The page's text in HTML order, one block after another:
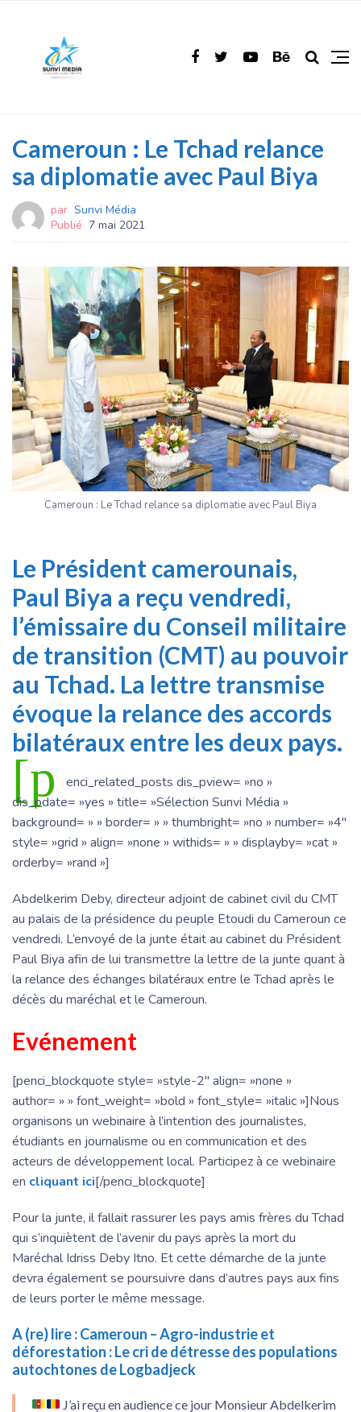
Cameroun : Le Tchad relance
sa diplomatie avec Paul Biya
par Sunvi Média
Publié 7 mai 2021
Cameroun : Le Tchad relance sa diplomatie avec Paul Biya
Le Président camerounais,
Paul Biya a reçu vendredi,
l’émissaire du Conseil militaire
de transition (CMT) au pouvoir
au Tchad. La lettre transmise
évoque la relance des accords
bilatéraux entre les deux pays.
[p
enci_related_posts dis_pview= »no »
dis_pdate= »yes » title= »Sélection Sunvi Média »
background= » » border= » » thumbright= »no » number= »4″
style= »grid » align= »none » withids= » » displayby= »cat »
orderby= »rand »]
Abdelkerim Deby, directeur adjoint de cabinet civil du CMT
au palais de la présidence du peuple Etoudi du Cameroun ce
vendredi. L’envoyé de la junte était au cabinet du Président
Paul Biya afin de lui transmettre la lettre de la junte quant à
la relance des échanges bilatéraux entre le Tchad après le
décès du maréchal et le Cameroun.
Evénement
[penci_blockquote style= »style-2″ align= »none »
author= » » font_weight= »bold » font_style= »italic »]Nous
organisons un webinaire à l’intention des journalistes,
étudiants en journalisme ou en communication et des
acteurs de développement local. Participez à ce webinaire
en cliquant ici[/penci_blockquote]
Pour la junte, il fallait rassurer les pays amis frères du Tchad
qui s’inquiètent de l’avenir du pays après la mort du
Maréchal Idriss Deby Itno. Et cette démarche de la junte
devra également se poursuivre dans d’autres pays aux fins
de leurs porter le même message.
A (re) lire :Cameroun – Agro-industrie et
déforestation : Le cri de détresse des populations
autochtones de Logbadjeck
J’ai reçu en audience ce jour Monsieur Abdelkerim